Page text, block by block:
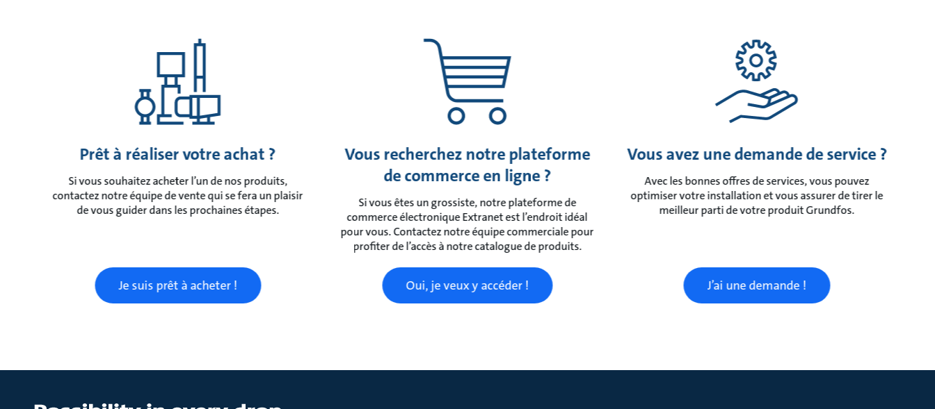
Prêt à réaliser votre achat ?
Si vous souhaitez acheter l’un de nos produits,
contactez notre équipe de vente qui se fera un plaisir
de vous guider dans les prochaines étapes.
Je suis prêt à acheter !
Vous recherchez notre plateforme
de commerce en ligne ?
Si vous êtes un grossiste, notre plateforme de
commerce électronique Extranet est l’endroit idéal
pour vous. Contactez notre équipe commerciale pour
profiter de l’accès à notre catalogue de produits.
Oui, je veux y accéder !
Vous avez une demande de service ?
Avec les bonnes offres de services, vous pouvez
optimiser votre installation et vous assurer de tirer le
meilleur parti de votre produit Grundfos.
J’ai une demande !